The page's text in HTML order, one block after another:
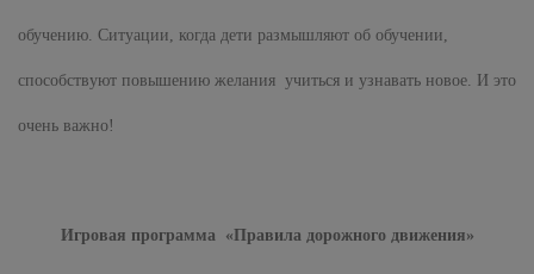
обучению. Ситуации, когда дети размышляют об обучении,
способствуют повышению желания учиться и узнавать новое. И это
очень важно!
Игровая программа «Правила дорожного движения»